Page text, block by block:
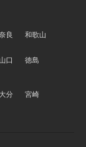
良 和歌山
山口
徳島
大分
宮崎